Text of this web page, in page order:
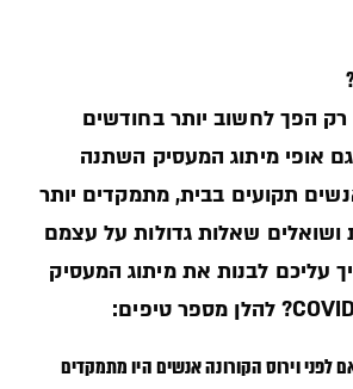
הפך לחשוב יותר בחודשים
אופי מיתוג המעסיק השתנה
תקועים בבית, מתמקדים יותר
ושואלים שאלות גדולות על עצמם
עליכם לבנות את מיתוג המעסיק
לפני וירוס הקורונה אנשים היו מתמקדים